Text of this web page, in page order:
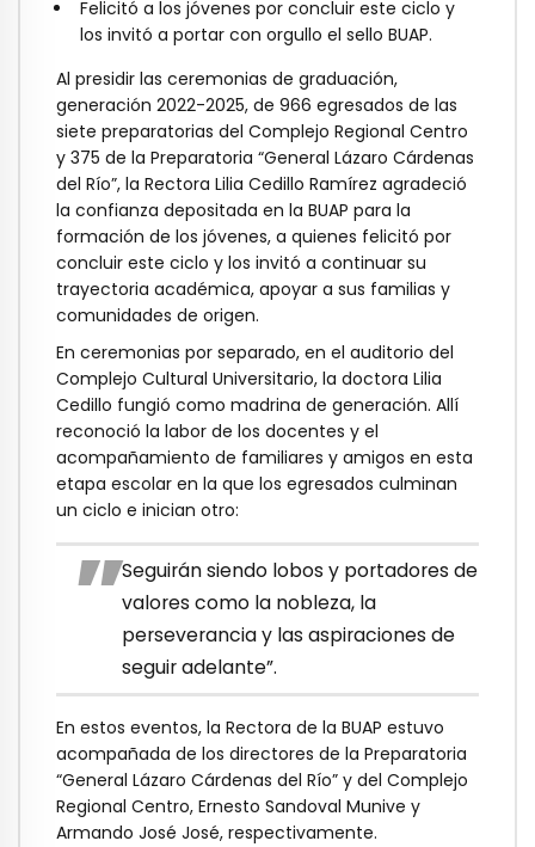
Felicitó a los jóvenes por concluir este ciclo y
los invitó a portar con orgullo el sello BUAP.
Al presidir las ceremonias de graduación,
generación 2022-2025, de 966 egresados de las
siete preparatorias del Complejo Regional Centro
y 375 de la Preparatoria “General Lázaro Cárdenas
del Río”, la Rectora Lilia Cedillo Ramírez agradeció
la confianza depositada en la BUAP para la
formación de los jóvenes, a quienes felicitó por
concluir este ciclo y los invitó a continuar su
trayectoria académica, apoyar a sus familias y
comunidades de origen.
En ceremonias por separado, en el auditorio del
Complejo Cultural Universitario, la doctora Lilia
Cedillo fungió como madrina de generación. Allí
reconoció la labor de los docentes y el
acompañamiento de familiares y amigos en esta
etapa escolar en la que los egresados culminan
un ciclo e inician otro:
Seguirán siendo lobos y portadores de
valores como la nobleza, la
perseverancia y las aspiraciones de
seguir adelante”.
En estos eventos, la Rectora de la BUAP estuvo
acompañada de los directores de la Preparatoria
“General Lázaro Cárdenas del Río” y del Complejo
Regional Centro, Ernesto Sandoval Munive y
Armando José José, respectivamente.